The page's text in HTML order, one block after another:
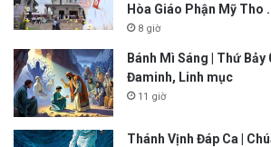
Hòa Giáo Phận Mỹ Tho
8 giờ
Bánh Mì Sáng | Thứ Bảy
Đaminh, Linh mục
11 giờ
Thánh Vịnh Đáp Ca |